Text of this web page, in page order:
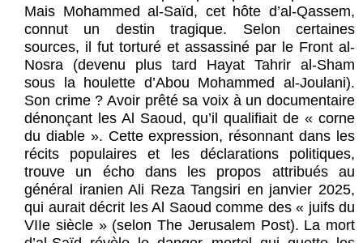
Mais Mohammed al-Saïd, cet hôte d’al-Qassem,
connut un destin tragique. Selon certaines
sources, il fut torturé et assassiné par le Front al-
Nosra (devenu plus tard Hayat Tahrir al-Sham
sous la houlette d’Abou Mohammed al-Joulani).
Son crime ? Avoir prêté sa voix à un documentaire
dénonçant les Al Saoud, qu’il qualifiait de « corne
du diable ». Cette expression, résonnant dans les
récits populaires et les déclarations politiques,
trouve un écho dans les propos attribués au
général iranien Ali Reza Tangsiri en janvier 2025,
qui aurait décrit les Al Saoud comme des « juifs du
VIIe siècle » (selon The Jerusalem Post). La mort